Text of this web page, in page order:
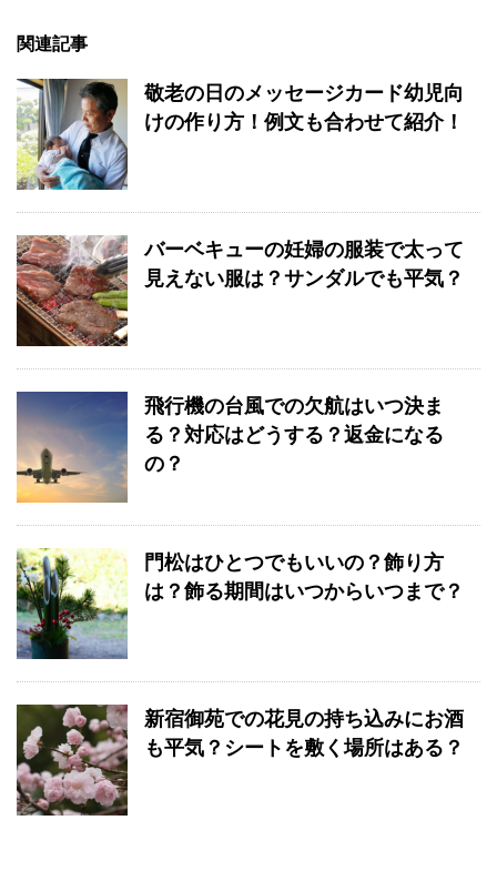
関連記事
敬老の日のメッセージカード幼児向
けの作り方！例文も合わせて紹介！
バーベキューの妊婦の服装で太って
見えない服は？サンダルでも平気？
飛行機の台風での欠航はいつ決ま
る？対応はどうする？返金になる
の？
門松はひとつでもいいの？飾り方
は？飾る期間はいつからいつまで？
新宿御苑での花見の持ち込みにお酒
も平気？シートを敷く場所はある？